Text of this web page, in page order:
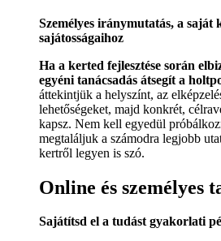
Személyes iránymutatás, a saját
sajátosságaihoz
Ha a kerted fejlesztése során
egyéni tanácsadás átsegít a
áttekintjük a helyszínt, az
lehetőségeket, majd konkrét,
kapsz. Nem kell egyedül
megtaláljuk a számodra legjobb
kertről legyen is szó.
Online és személyes
Sajátítsd el a tudást gyakorlati